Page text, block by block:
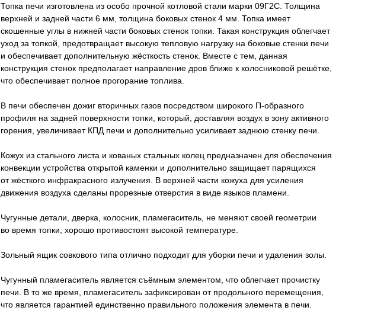
Топка печи изготовлена из особо прочной котловой стали марки 09Г2С. Толщина
верхней и задней части 6 мм, толщина боковых стенок 4 мм. Топка имеет
скошенные углы в нижней части боковых стенок топки. Такая конструкция облегчает
уход за топкой, предотвращает высокую тепловую нагрузку на боковые стенки печи
и обеспечивает дополнительную жёсткость стенок. Вместе с тем, данная
конструкция стенок предполагает направление дров ближе к колосниковой решётке,
что обеспечивает полное прогорание топлива.
В печи обеспечен дожиг вторичных газов посредством широкого П-образного
профиля на задней поверхности топки, который, доставляя воздух в зону активного
горения, увеличивает КПД печи и дополнительно усиливает заднюю стенку печи.
Кожух из стального листа и кованых стальных колец предназначен для обеспечения
конвекции устройства открытой каменки и дополнительно защищает парящихся
от жёсткого инфракрасного излучения. В верхней части кожуха для усиления
движения воздуха сделаны прорезные отверстия в виде языков пламени.
Чугунные детали, дверка, колосник, пламегаситель, не меняют своей геометрии
во время топки, хорошо противостоят высокой температуре.
Зольный ящик совкового типа отлично подходит для уборки печи и удаления золы.
Чугунный пламегаситель является съёмным элементом, что облегчает прочистку
печи. В то же время, пламегаситель зафиксирован от продольного перемещения,
что является гарантией единственно правильного положения элемента в печи.